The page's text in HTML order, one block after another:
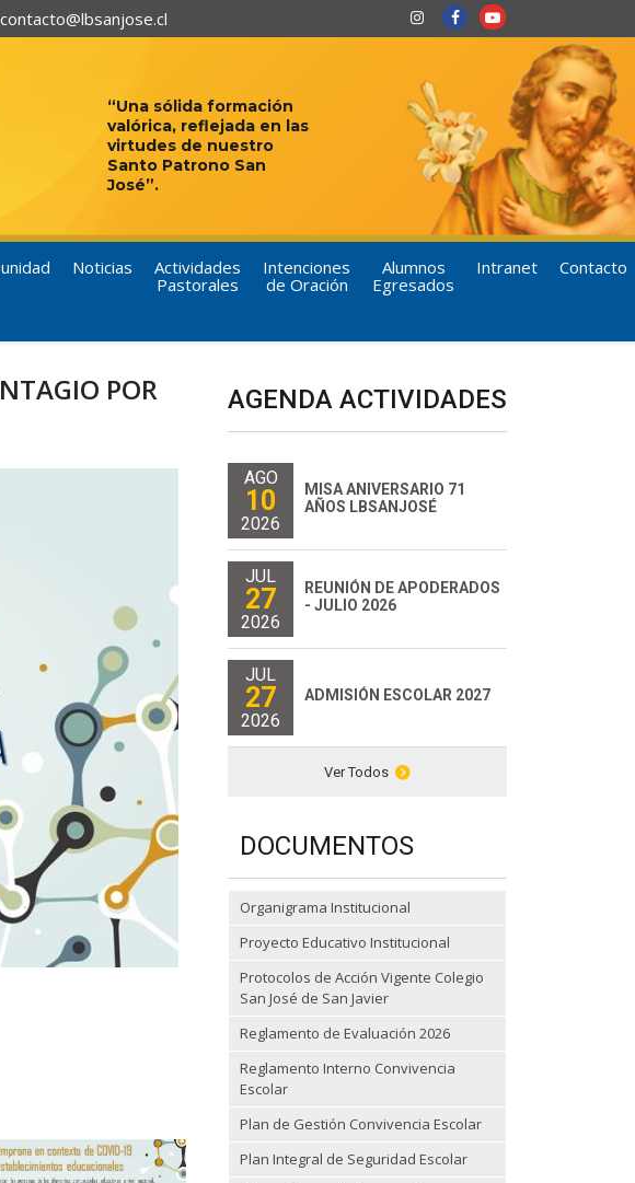
contacto@lbsanjose.cl
“Una sólida formación
valórica, reflejada en las
virtudes de nuestro
Santo Patrono San
José”.
Noticias
Actividades
Pastorales
Intenciones
de Oración
Alumnos
Egresados
Intranet Contacto
POR
AGENDA ACTIVIDADES
AGO
10
2026
MISA ANIVERSARIO 71
AÑOS LBSANJOSÉ
JUL
27
2026
REUNIÓN DE APODERADOS
- JULIO 2026
JUL
27
2026
ADMISIÓN ESCOLAR 2027
Ver Todos
DOCUMENTOS
Organigrama Institucional
Proyecto Educativo Institucional
Protocolos de Acción Vigente Colegio
San José de San Javier
Reglamento de Evaluación 2026
Reglamento Interno Convivencia
Escolar
Plan de Gestión Convivencia Escolar
Plan Integral de Seguridad Escolar